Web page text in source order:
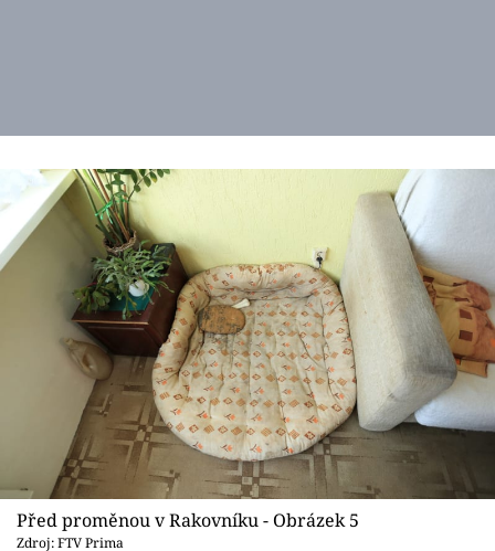
Před proměnou v Rakovníku - Obrázek 5
Zdroj: FTV Prima